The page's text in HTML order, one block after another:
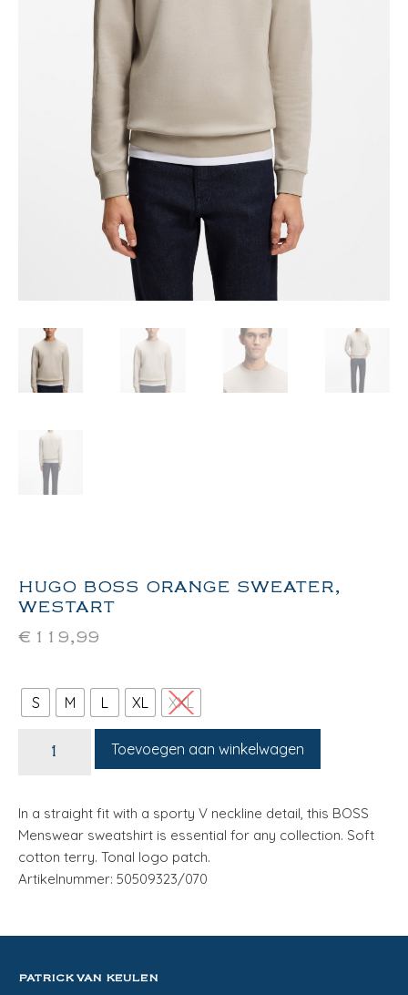
HUGO BOSS ORANGE SWEATER,
WESTART
€ 119,99
S M L XL XXL
Toevoegen aan winkelwagen
In a straight fit with a sporty V neckline detail, this BOSS
Menswear sweatshirt is essential for any collection. Soft
cotton terry. Tonal logo patch.
Artikelnummer: 50509323/070
PATRICK VAN KEULEN